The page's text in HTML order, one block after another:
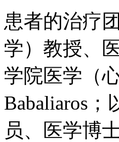
患者的治疗
学）教授、
学院医学（
Babaliaros
员、医学博